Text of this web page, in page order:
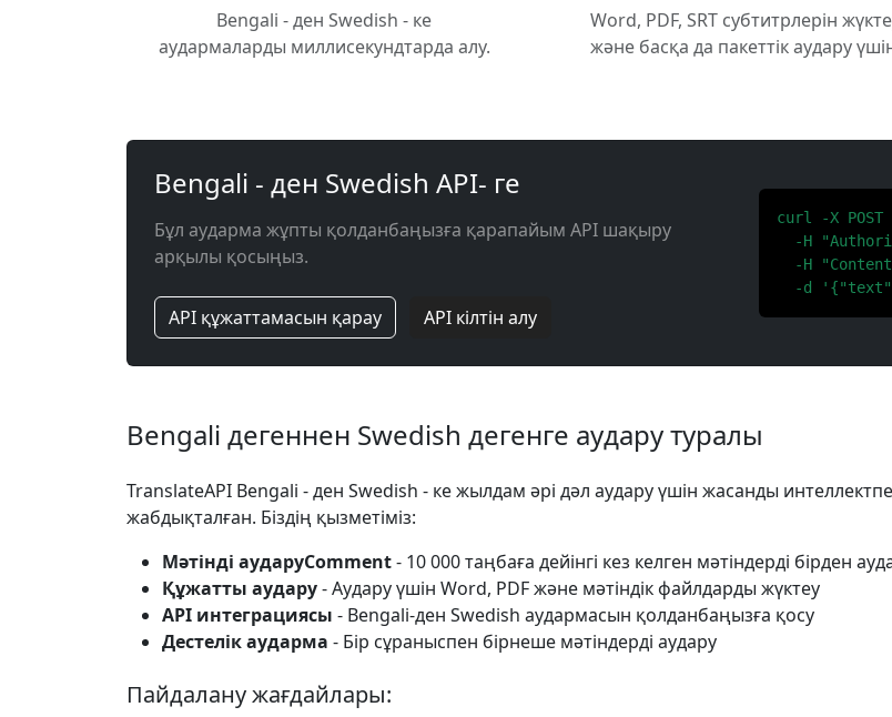
Bengali - ден Swedish - ке
аудармаларды миллисекундтарда алу.
Word, PDF, SRT субтитрлерін
және басқа да пакеттік аудару
Bengali - ден Swedish API- ге
Бұл аударма жұпты қолданбаңызға қарапайым API шақыру
арқылы қосыңыз.
API құжаттамасын қарау API кілтін алу
curl -X
-H
-H
-d
Bengali дегеннен Swedish дегенге аудару туралы
TranslateAPI Bengali - ден Swedish - ке жылдам әрі дәл аудару үшін жасанды
жабдықталған. Біздің қызметіміз:
Мәтінді аударуComment- 10 000 таңбаға дейінгі кез келген мәтіндерді бірден
Құжатты аудару- Аудару үшін Word, PDF және мәтіндік файлдарды жүктеу
API интеграциясы - Bengali-ден Swedish аудармасын қолданбаңызға қосу
Дестелік аударма - Бір сұраныспен бірнеше мәтіндерді аудару
Пайдалану жағдайлары: